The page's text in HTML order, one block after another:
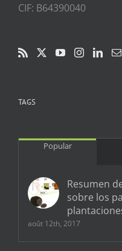
CIF: B64390040
TAGS
Popular
Resumen
sobre los
août 12th, 2017